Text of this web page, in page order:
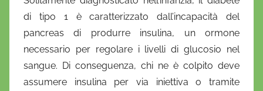
D
a
n
i
e
di tipo 1 è caratterizzato dall’incapacità del
pancreas di produrre insulina, un ormone
necessario per regolare i livelli di glucosio nel
sangue. Di conseguenza, chi ne è colpito deve
assumere insulina per via iniettiva o tramite